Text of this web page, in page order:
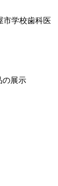
市学校歯科医
の展示